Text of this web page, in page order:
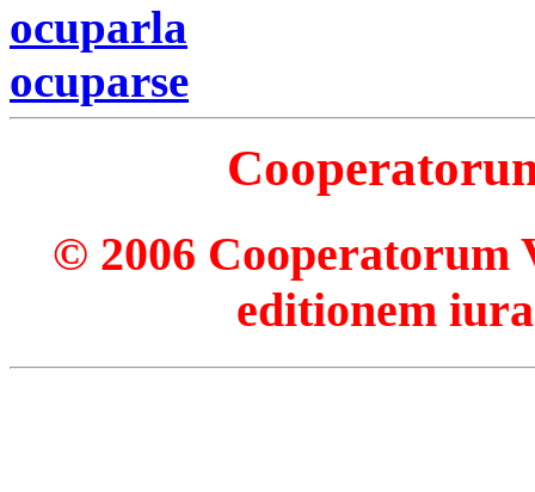
ocuparla
ocuparse
© 2006 Cooperatorum
editionem